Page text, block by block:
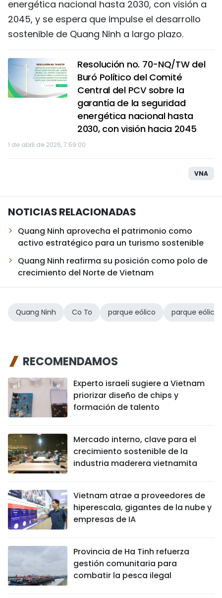
energética nacional hasta 2030, con visión a
2045, y se espera que impulse el desarrollo
sostenible de Quang Ninh a largo plazo.
Resolución no. 70-NQ/TW del
Buró Político del Comité
Central del PCV sobre la
garantía de la seguridad
energética nacional hasta
2030, con visión hacia 2045
1 de abril de 2026, 7:59:00
VNA
NOTICIAS RELACIONADAS
Quang Ninh aprovecha el patrimonio como
activo estratégico para un turismo sostenible
Quang Ninh reafirma su posición como polo de
crecimiento del Norte de Vietnam
Quang Ninh Co To parque eólico parque eólico
RECOMENDAMOS
Experto israelí sugiere a Vietnam
priorizar diseño de chips y
formación de talento
Mercado interno, clave para el
crecimiento sostenible de la
industria maderera vietnamita
Vietnam atrae a proveedores de
hiperescala, gigantes de la nube y
empresas de IA
Provincia de Ha Tinh refuerza
gestión comunitaria para
combatir la pesca ilegal